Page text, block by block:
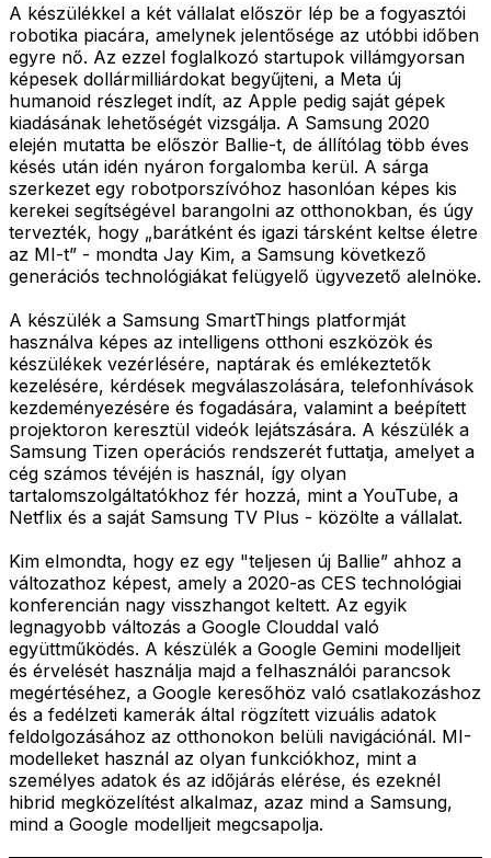
A készülékkel a két vállalat először lép be a fogyasztói
robotika piacára, amelynek jelentősége az utóbbi időben
egyre nő. Az ezzel foglalkozó startupok villámgyorsan
képesek dollármilliárdokat begyűjteni, a Meta új
humanoid részleget indít, az Apple pedig saját gépek
kiadásának lehetőségét vizsgálja. A Samsung 2020
elején mutatta be először Ballie-t, de állítólag több éves
késés után idén nyáron forgalomba kerül. A sárga
szerkezet egy robotporszívóhoz hasonlóan képes kis
kerekei segítségével barangolni az otthonokban, és úgy
tervezték, hogy „barátként és igazi társként keltse életre
az MI-t” - mondta Jay Kim, a Samsung következő
generációs technológiákat felügyelő ügyvezető alelnöke.
A készülék a Samsung SmartThings platformját
használva képes az intelligens otthoni eszközök és
készülékek vezérlésére, naptárak és emlékeztetők
kezelésére, kérdések megválaszolására, telefonhívások
kezdeményezésére és fogadására, valamint a beépített
projektoron keresztül videók lejátszására. A készülék a
Samsung Tizen operációs rendszerét futtatja, amelyet a
cég számos tévéjén is használ, így olyan
tartalomszolgáltatókhoz fér hozzá, mint a YouTube, a
Netflix és a saját Samsung TV Plus - közölte a vállalat.
Kim elmondta, hogy ez egy "teljesen új Ballie” ahhoz a
változathoz képest, amely a 2020-as CES technológiai
konferencián nagy visszhangot keltett. Az egyik
legnagyobb változás a Google Clouddal való
együttműködés. A készülék a Google Gemini modelljeit
és érvelését használja majd a felhasználói parancsok
megértéséhez, a Google keresőhöz való csatlakozáshoz
és a fedélzeti kamerák által rögzített vizuális adatok
feldolgozásához az otthonokon belüli navigációnál. MI-
modelleket használ az olyan funkciókhoz, mint a
személyes adatok és az időjárás elérése, és ezeknél
hibrid megközelítést alkalmaz, azaz mind a Samsung,
mind a Google modelljeit megcsapolja.